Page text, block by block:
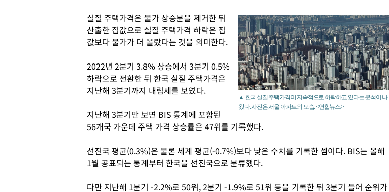
▲ 한국 실질 주택가격이 지속적으로 하락하고 있다는 분석이 나
왔다. 사진은 서울 아파트의 모습. <연합뉴스>
실질 주택가격은 물가 상승분을 제거한 뒤
산출한 집값으로 실질 주택가격 하락은 집
값보다 물가가 더 올랐다는 것을 의미한다.
2022년 2분기 3.8% 상승에서 3분기 0.5%
하락으로 전환한 뒤 한국 실질 주택가격은
지난해 3분기까지 내림세를 보였다.
지난해 3분기만 보면 BIS 통계에 포함된
56개국 가운데 주택 가격 상승률은 47위를 기록했다.
선진국 평균(0.3%)은 물론 세계 평균(-0.7%)보다 낮은 수치를 기록한 셈이다. BIS는 올해
1월 공표되는 통계부터 한국을 선진국으로 분류했다.
다만 지난해 1분기 -2.2%로 50위, 2분기 -1.9%로 51위 등을 기록한 뒤 3분기 들어 순위가